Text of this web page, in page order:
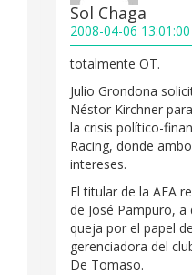
Sol Chaga
2008-04-06 13:01:00
totalmente OT.
Julio Grondona
Néstor Kirchner
la crisis político-
Racing, donde
intereses.
El titular de la AFA
de José Pampuro,
queja por el papel
gerenciadora del
De Tomaso.